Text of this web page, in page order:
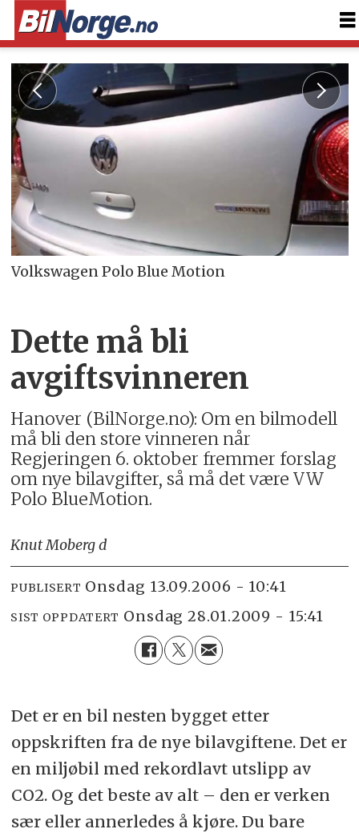
Volkswagen Polo Blue Motion
Dette må bli
avgiftsvinneren
Hanover (BilNorge.no): Om en bilmodell
må bli den store vinneren når
Regjeringen 6. oktober fremmer forslag
om nye bilavgifter, så må det være VW
Polo BlueMotion.
Knut Moberg d
PUBLISERT onsdag 13.09.2006 - 10:41
SIST OPPDATERT onsdag 28.01.2009 - 15:41
Det er en bil nesten bygget etter
oppskriften fra de nye bilavgiftene. Det er
en miljøbil med rekordlavt utslipp av
CO2. Og det beste av alt – den er verken
sær eller annerledes å kjøre. Du bare